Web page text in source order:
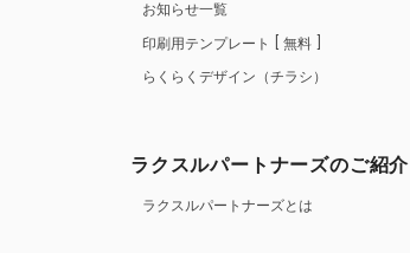
お知らせ一覧
印刷用テンプレート
無料
らくらくデザイン（チラシ）
ラクスルパートナーズのご紹介
ラクスルパートナーズとは